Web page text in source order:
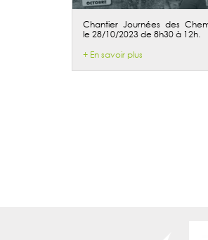
Chantier Journées des
le 28/10/2023 de 8h30 à 12h.
+ En savoir plus